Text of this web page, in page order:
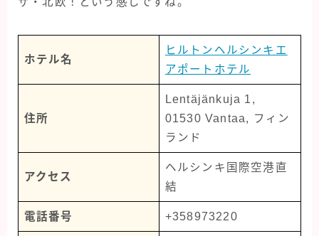
ホテル名
ヒルトンヘルシンキエ
アポートホテル
住所
Lentäjänkuja 1,
01530 Vantaa, フィン
ランド
アクセス
ヘルシンキ国際空港直
結
電話番号 +358973220